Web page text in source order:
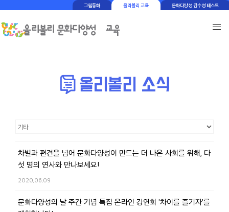
그림동화 올리볼리 교육 문화다양성 감수성 테스트
차별과 편견을 넘어 문화다양성이 만드는 더 나은 사회를 위해, 다
섯 명의 연사와 만나보세요!
2020.06.09
문화다양성의 날 주간 기념 특집 온라인 강연회 '차이를 즐기자'를